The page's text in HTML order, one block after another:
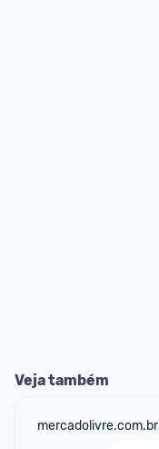
Veja também
mercadolivre.com.br